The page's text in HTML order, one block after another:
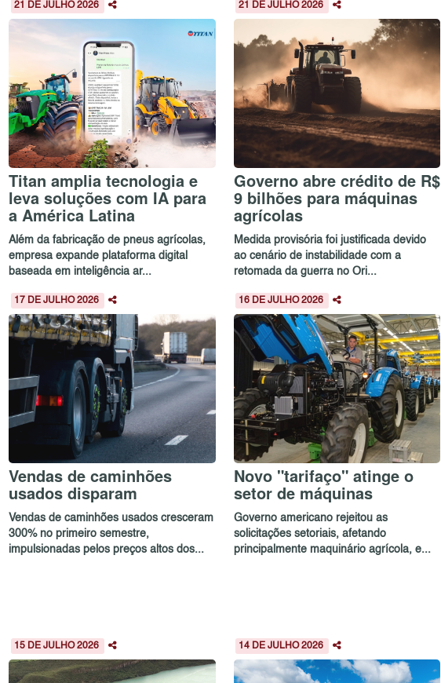
21 DE JULHO 2026
Titan amplia tecnologia e
leva soluções com IA para
a América Latina
Além da fabricação de pneus agrícolas,
empresa expande plataforma digital
baseada em inteligência ar...
21 DE JULHO 2026
Governo abre crédito de R$
9 bilhões para máquinas
agrícolas
Medida provisória foi justificada devido
ao cenário de instabilidade com a
retomada da guerra no Ori...
17 DE JULHO 2026
Vendas de caminhões
usados disparam
Vendas de caminhões usados cresceram
300% no primeiro semestre,
impulsionadas pelos preços altos dos...
16 DE JULHO 2026
Novo "tarifaço" atinge o
setor de máquinas
Governo americano rejeitou as
solicitações setoriais, afetando
principalmente maquinário agrícola, e...
15 DE JULHO 2026 14 DE JULHO 2026